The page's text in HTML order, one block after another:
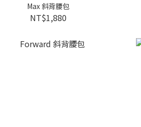
Max 斜背腰包
NT$1,880